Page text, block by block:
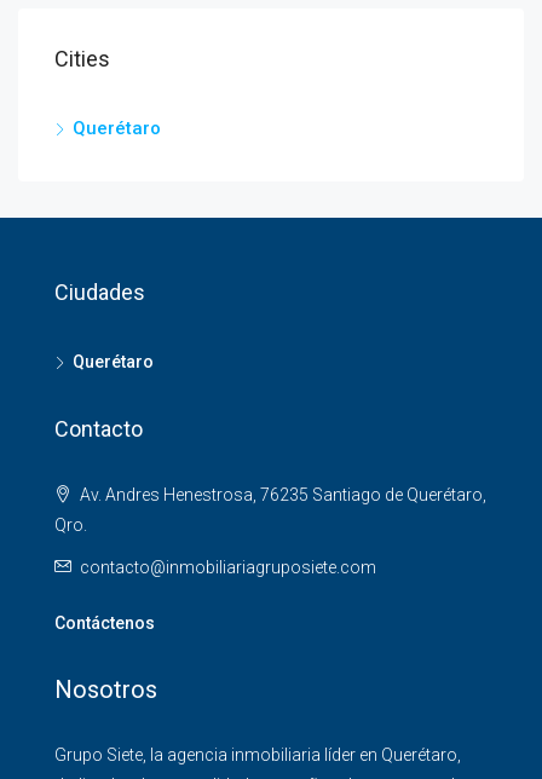
Cities
Querétaro
Ciudades
Querétaro
Contacto
Av. Andres Henestrosa, 76235 Santiago de Querétaro,
Qro.
contacto@inmobiliariagruposiete.com
Contáctenos
Nosotros
Grupo Siete, la agencia inmobiliaria líder en Querétaro,